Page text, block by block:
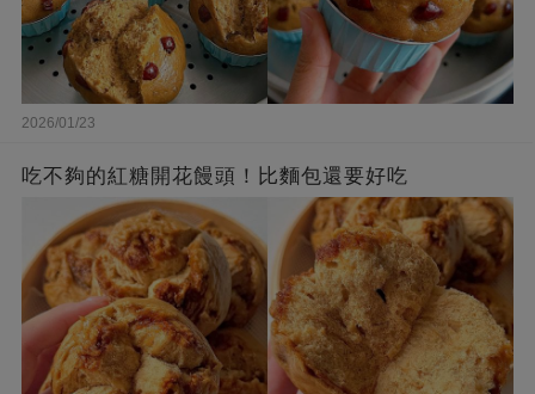
2026/01/23
吃不夠的紅糖開花饅頭！比麵包還要好吃